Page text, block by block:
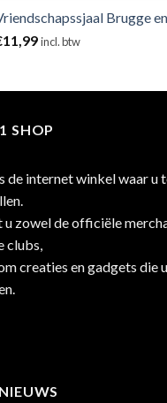
Brugge
11,99incl. btw
SHOP
de internet winkel waar u
u zowel de officiële
clubs,
creaties en gadgets die